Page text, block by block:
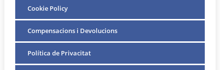
Cookie Policy
Compensacions i Devolucions
Política de Privacitat